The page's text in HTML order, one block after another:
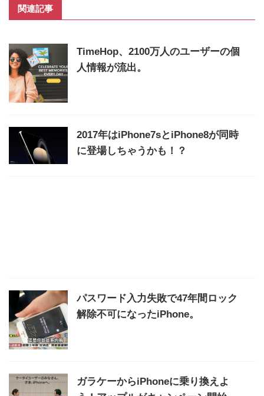
関連記事
TimeHop、2100万人のユーザーの個
人情報が流出。
2017年はiPhone7sとiPhone8が同時
に登場しちゃうかも！？
パスワード入力失敗で47年間ロック
解除不可になったiPhone。
ガラケーからiPhoneに乗り換えよ